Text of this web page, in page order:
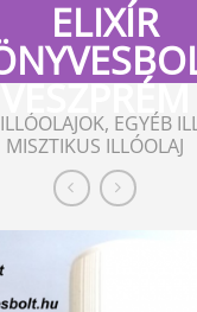
ILLÓOLAJOK, EGYÉB
MISZTIKUS ILLÓOLAJ